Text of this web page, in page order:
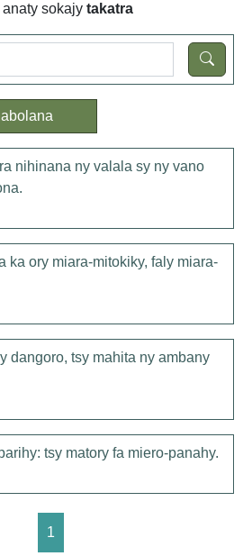
sokajy takatra
nihinana ny valala sy ny vano
ka ory miara-mitokiky, faly miara-
dangoro, tsy mahita ny ambany
tsy matory fa miero-panahy.
1